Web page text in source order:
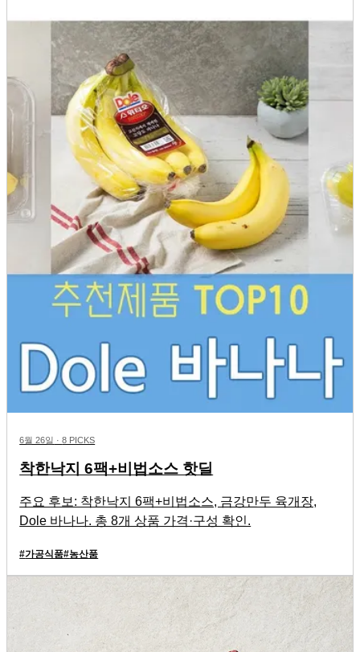
6월 26일 ·8 PICKS
착한낙지 6팩+비법소스 핫딜
주요 후보: 착한낙지 6팩+비법소스, 금강만두 육개장,
Dole 바나나. 총 8개 상품 가격·구성 확인.
#가공식품#농산품